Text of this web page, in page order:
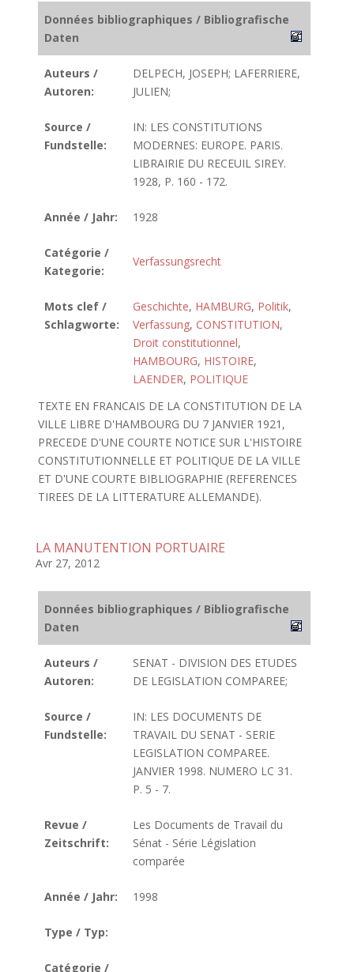
Données bibliographiques / Bibliografische
Daten
Auteurs /
Autoren:
DELPECH, JOSEPH; LAFERRIERE,
JULIEN;
Source /
Fundstelle:
IN: LES CONSTITUTIONS
MODERNES: EUROPE. PARIS.
LIBRAIRIE DU RECEUIL SIREY.
1928, P. 160 - 172.
Année / Jahr: 1928
Catégorie /
Kategorie:
Verfassungsrecht
Mots clef /
Schlagworte:
Geschichte, HAMBURG, Politik,
Verfassung, CONSTITUTION,
Droit constitutionnel,
HAMBOURG, HISTOIRE,
LAENDER, POLITIQUE
TEXTE EN FRANCAIS DE LA CONSTITUTION DE LA
VILLE LIBRE D'HAMBOURG DU 7 JANVIER 1921,
PRECEDE D'UNE COURTE NOTICE SUR L'HISTOIRE
CONSTITUTIONNELLE ET POLITIQUE DE LA VILLE
ET D'UNE COURTE BIBLIOGRAPHIE (REFERENCES
TIREES DE LA LITTERATURE ALLEMANDE).
LA MANUTENTION PORTUAIRE
Avr 27, 2012
Données bibliographiques / Bibliografische
Daten
Auteurs /
Autoren:
SENAT - DIVISION DES ETUDES
DE LEGISLATION COMPAREE;
Source /
Fundstelle:
IN: LES DOCUMENTS DE
TRAVAIL DU SENAT - SERIE
LEGISLATION COMPAREE.
JANVIER 1998. NUMERO LC 31.
P. 5 - 7.
Revue /
Zeitschrift:
Les Documents de Travail du
Sénat - Série Législation
comparée
Année / Jahr: 1998
Type / Typ:
Catégorie /